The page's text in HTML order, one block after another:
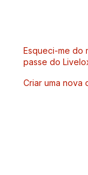
Esqueci-me do
passe do
Criar uma nova